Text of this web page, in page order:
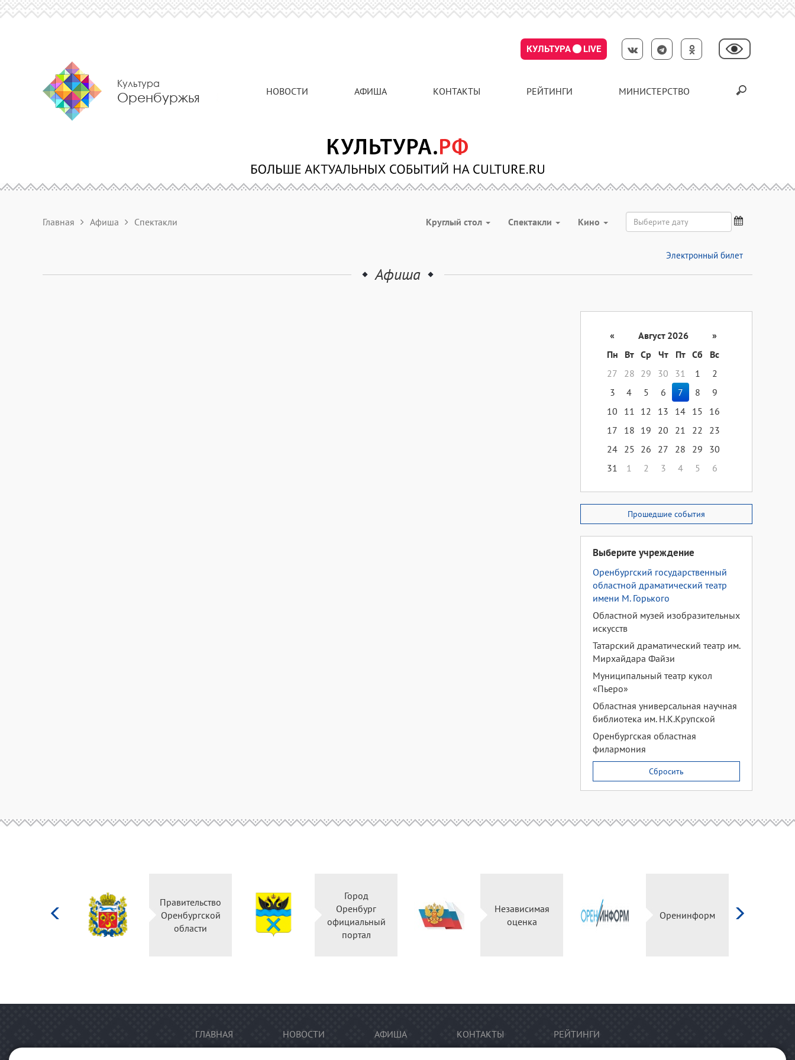
КУЛЬТУРА LIVE
Культура
Оренбуржья НОВОСТИ АФИША КОНТАКТЫ РЕЙТИНГИ МИНИСТЕРСТВО
Главная Афиша Спектакли Круглый стол Спектакли Кино
Электронный билет
Афиша
« Август 2026
»
Пн
Вт Ср Чт Пт Сб
Вс
27
28 29 30 31 1
2
3
4 5 6 7 8
9
10
11 12 13 14 15
16
17
18 19 20 21 22
23
24 25 26 27 28 29
30
31
1 2 3 4 5 6
Прошедшие события
Выберите учреждение
Оренбургский государственный
областной драматический театр
имени М. Горького
Областной музей изобразительных
искусств
Татарский драматический театр им.
Мирхайдара Файзи
Муниципальный театр кукол
«Пьеро»
Областная универсальная научная
библиотека им. Н.К.Крупской
Оренбургская областная
филармония
Сбросить
Правительство
Оренбургской
области
Город
Оренбург
официальный
портал
Независимая
оценка
Оренинформ
ГЛАВНАЯ НОВОСТИ АФИША КОНТАКТЫ РЕЙТИНГИ